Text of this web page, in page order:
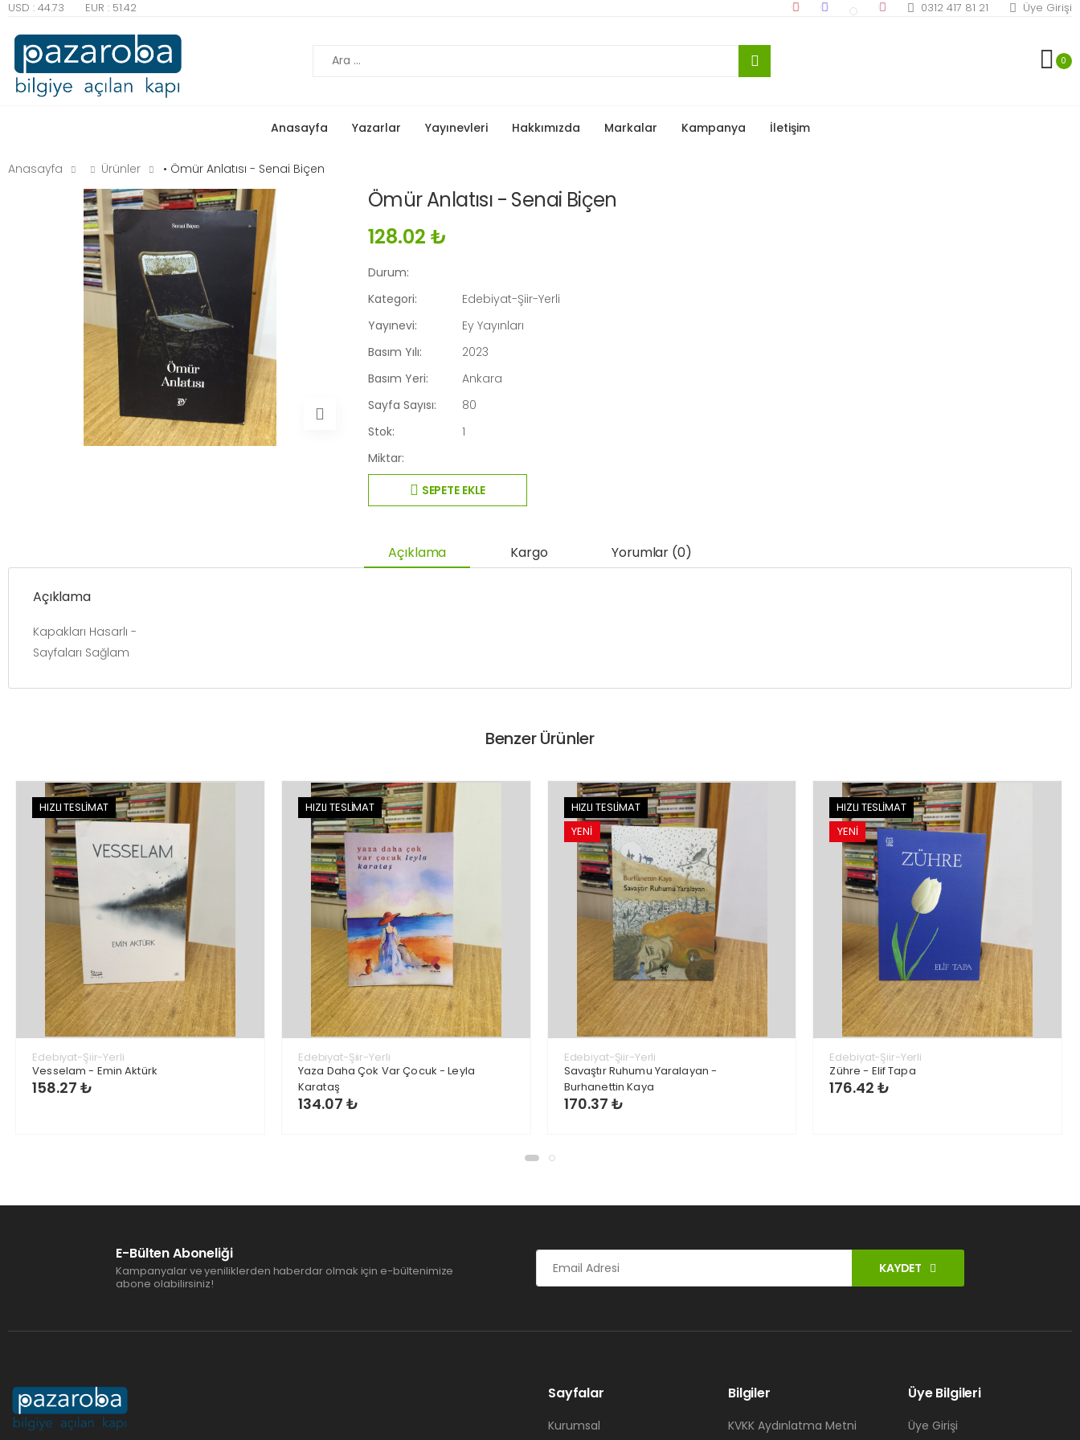
USD : 44.73 EUR : 51.42 0312 417 81 21 Üye Girişi
0
Anasayfa Yazarlar Yayınevleri Hakkımızda Markalar Kampanya İletişim
Anasayfa Ürünler • Ömür Anlatısı - Senai Biçen
Ömür Anlatısı - Senai Biçen
128.02 ₺
Durum:
Kategori:
Edebiyat-Şiir-Yerli
Yayınevi:
Ey Yayınları
Basım Yılı:
2023
Basım Yeri:
Ankara
Sayfa Sayısı:
80
Stok:
1
Miktar:
SEPETE EKLE
Açıklama Kargo Yorumlar (0)
Açıklama
Kapakları Hasarlı -
Sayfaları Sağlam
Benzer Ürünler
HIZLI TESLİMAT
Edebiyat-Şiir-Yerli
Vesselam - Emin Aktürk
158.27 ₺
HIZLI TESLİMAT
Edebiyat-Şiir-Yerli
Yaza Daha Çok Var Çocuk - Leyla
Karataş
134.07 ₺
HIZLI TESLİMAT
YENİ
Edebiyat-Şiir-Yerli
Savaştır Ruhumu Yaralayan -
Burhanettin Kaya
170.37 ₺
HIZLI TESLİMAT
YENİ
Edebiyat-Şiir-Yerli
Zühre - Elif Tapa
176.42 ₺
E-Bülten Aboneliği
Kampanyalar ve yeniliklerden haberdar olmak için e-bültenimize
abone olabilirsiniz!
KAYDET
Sayfalar
Kurumsal
Bilgiler
KVKK Aydınlatma Metni
Üye Bilgileri
Üye Girişi